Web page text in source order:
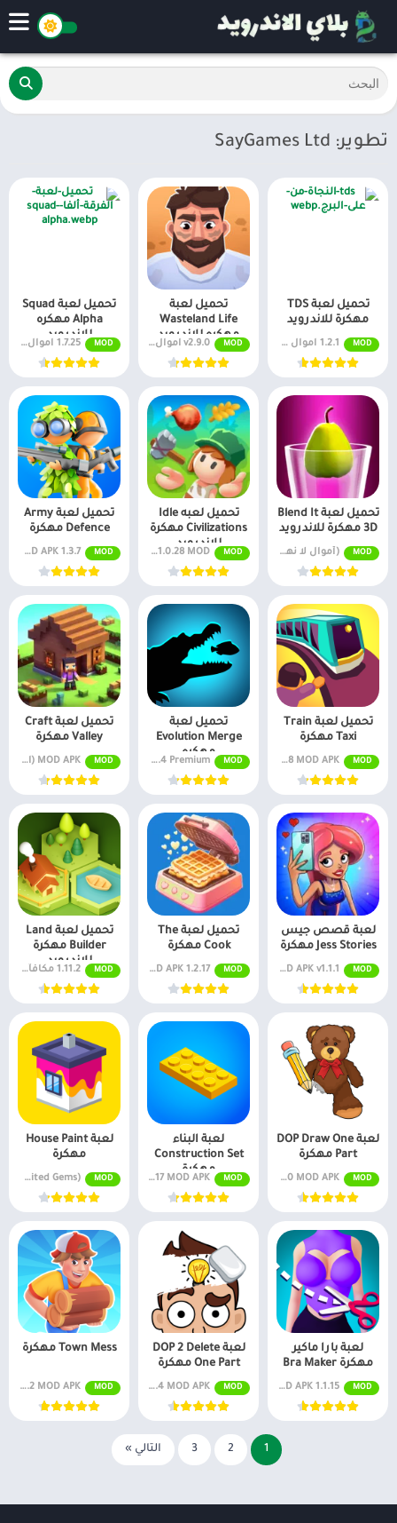
تطوير: SayGames Ltd
تحميل لعبة TDS
مهكرة للاندرويد
MOD 1.2.1 اموال غير محدودة
تحميل لعبة
Wasteland Life
مهكره للاندرويد
MOD v2.9.0 اموال غير محدودة
تحميل لعبة Squad
Alpha مهكره
للاندرويد
MOD 1.7.25 اموال غير محدودة
تحميل لعبة Blend It
3D مهكرة للاندرويد
MOD (أموال لا نهاية لها) v1.3.62
تحميل لعبه Idle
Civilizations مهكرة
للاندرويد
MOD v1.0.28 MOD (بدون إعلانات) APK مجانًا
تحميل لعبة Army
Defence مهكرة
MOD MOD APK 1.3.7 عملة غير محدودة
تحميل لعبة Train
Taxi مهكرة
MOD v1.4.28 MOD APK (أموال غير محدودة)
تحميل لعبة
Evolution Merge
مهكره
MOD MOD APK 1.1.4 Premium مفتوح، بدون إعلانات
تحميل لعبة Craft
Valley مهكرة
MOD MOD APK (المال اللانهائي) v1.2.3
لعبة قصص جيس
Jess Stories مهكرة
MOD MOD APK v1.1.1 مكافآت مجانية
تحميل لعبة The
Cook مهكرة
MOD MOD APK 1.2.17 مكافآت مجانية
تحميل لعبة Land
Builder مهكرة
للاندرويد
MOD 1.11.2 مكافآت مجانية
لعبة DOP Draw One
Part مهكرة
MOD v1.2.10 MOD APK (بدون إعلانات)
لعبة البناء
Construction Set
مهكرة
MOD v1.4.17 MOD APK (أموال غير محدودة ، بدون إعلانات)
لعبة House Paint
مهكرة
MOD
v1.4.24 MOD APK (Unlimited Gems)
لعبة بارا ماكير
مهكرة Bra Maker
MOD 1.1.15 MOD APK (مكافآت مجانية)
لعبة DOP 2 Delete
One Part مهكرة
MOD v1.2.4 MOD APK (بدون إعلانات)
Town Mess مهكرة
MOD v1.7.2 MOD APK (مكافآت مجانية ، أموال غير محدودة)
1
2
3 التالي »